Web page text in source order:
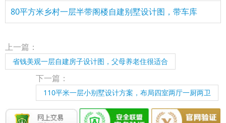
80平方米乡村一层半带阁楼自建别墅设计图，带车库
上一篇：
省钱美观一层自建房子设计图，父母养老住很适合
下一篇：
110平米一层小别墅设计方案，布局四室两厅一厨两卫